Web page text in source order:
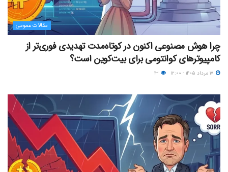
مقالات عمومی
چرا هوش مصنوعی اکنون در کوتاه‌مدت تهدیدی فوری‌تر از
کامپیوترهای کوانتومی برای بیت‌کوین است؟